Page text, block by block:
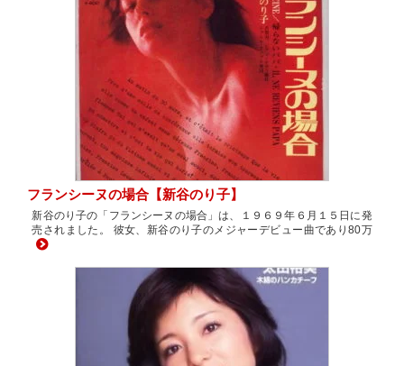
フランシーヌの場合【新谷のり子】
新谷のり子の「フランシーヌの場合」は、１９６９年６月１５日に発
売されました。 彼女、新谷のり子のメジャーデビュー曲であり80万